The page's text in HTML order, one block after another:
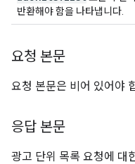
반환해야 함을 나타냅니다.
요청 본문
요청 본문은 비어 있어야
응답 본문
광고 단위 목록 요청에 대